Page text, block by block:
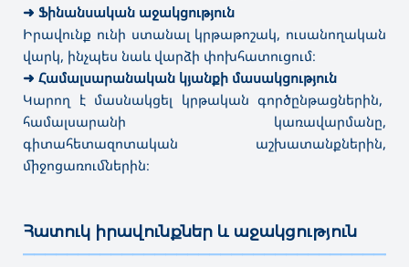
➜ Ֆինանսական աջակցություն
Իրավունք ունի ստանալ կրթաթոշակ, ուսանողական
վարկ, ինչպես նաև վարձի փոխհատուցում։
➜ Համալսարանական կյանքի մասակցություն
Կարող է մասնակցել կրթական գործընթացներին,
համալսարանի կառավարմանը,
գիտահետազոտական աշխատանքներին,
միջոցառումներին։
Հատուկ իրավունքներ և աջակցություն